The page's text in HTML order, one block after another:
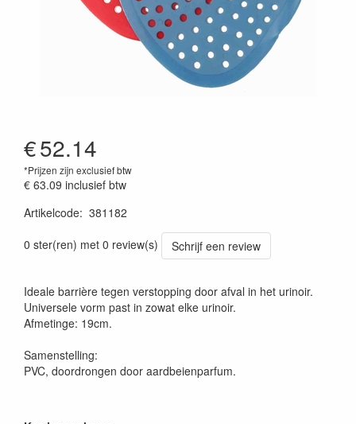
€52.14
*Prijzen zijn exclusief btw
€ 63.09 inclusief btw
Artikelcode: 381182
0 ster(ren) met 0 review(s)
Schrijf een review
Ideale barrière tegen verstopping door afval in het urinoir.
Universele vorm past in zowat elke urinoir.
Afmetinge: 19cm.
Samenstelling:
PVC, doordrongen door aardbeienparfum.